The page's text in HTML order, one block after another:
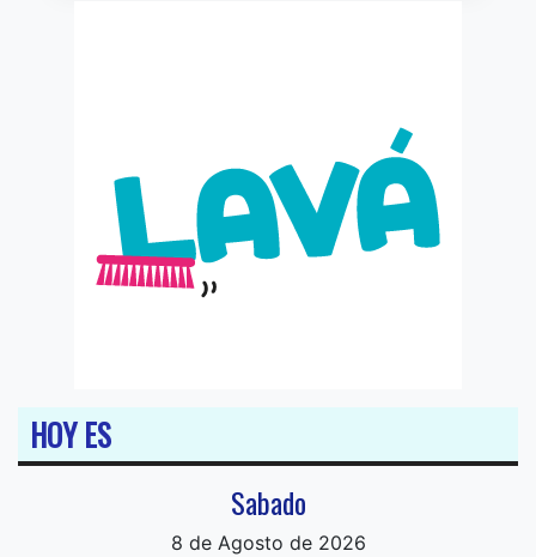
HOY ES
Sabado
8 de Agosto de 2026